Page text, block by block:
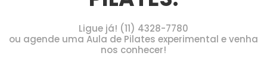
Ligue já! (11) 4328-7780
ou agende uma Aula de Pilates experimental e venha
nos conhecer!